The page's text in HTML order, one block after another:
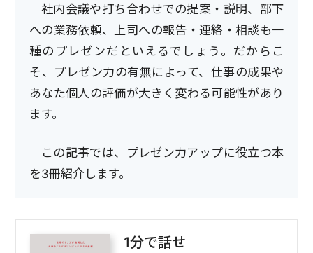
社内会議や打ち合わせでの提案・説明、部下
への業務依頼、上司への報告・連絡・相談も一
種のプレゼンだといえるでしょう。だからこ
そ、プレゼン力の有無によって、仕事の成果や
あなた個人の評価が大きく変わる可能性があり
ます。
この記事では、プレゼン力アップに役立つ本
を3冊紹介します。
1分で話せ